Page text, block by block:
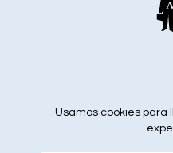
siga nas
Usamos cookies para